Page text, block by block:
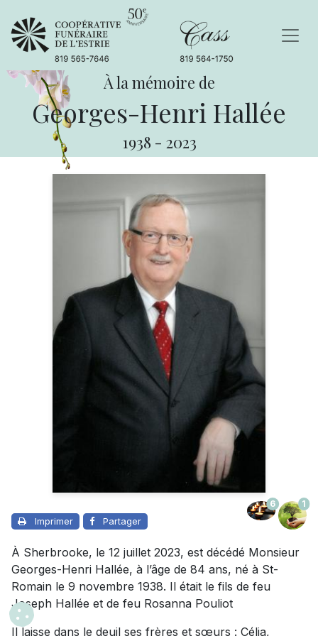
À la mémoire de
Georges-Henri Hallée
1938 - 2023
Imprimer Partager
6 1
À Sherbrooke, le 12 juillet 2023, est décédé Monsieur
Georges-Henri Hallée, à l’âge de 84 ans, né à St-
Romain le 9 novembre 1938. Il était le fils de feu
Joseph Hallée et de feu Rosanna Pouliot
Il laisse dans le deuil ses frères et sœurs : Célia,